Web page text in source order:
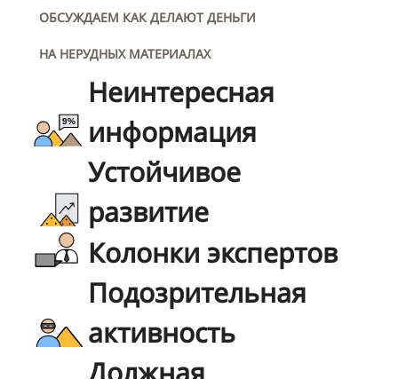
ОБСУЖДАЕМ КАК ДЕЛАЮТ ДЕНЬГИ
НА НЕРУДНЫХ МАТЕРИАЛАХ
Неинтересная
информация
Устойчивое
развитие
Колонки экспертов
Подозрительная
активность